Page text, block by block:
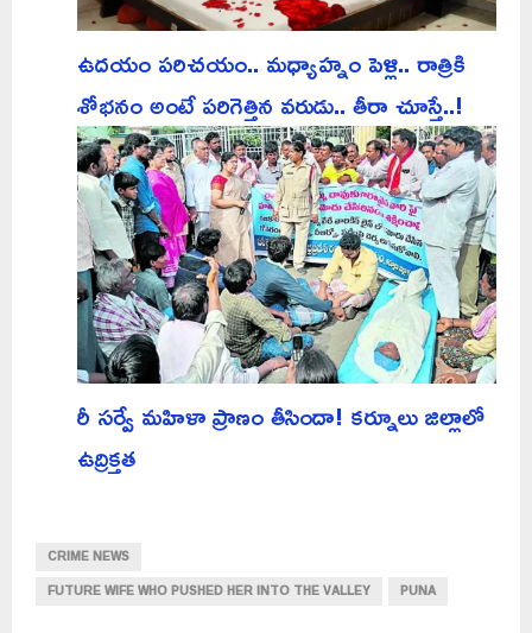
ఉదయం పరిచయం.. మధ్యాహ్నం పెళ్లి.. రాత్రికి
శోభనం అంటే పరిగెత్తిన వరుడు.. తీరా చూస్తే..!
రీ సర్వే మహిళా ప్రాణం తీసిందా! కర్నూలు జిల్లాలో
ఉద్రిక్తత
CRIME NEWS
FUTURE WIFE WHO PUSHED HER INTO THE VALLEY
PUNA